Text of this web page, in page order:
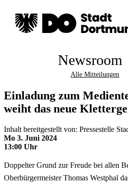
Newsroom
Alle Mitteilungen
Einladung zum
weiht das neue
Inhalt bereitgestellt von: Pressestelle
Mo 3. Juni 2024
13:00 Uhr
Doppelter Grund zur Freude bei allen
Oberbürgermeister Thomas Westphal